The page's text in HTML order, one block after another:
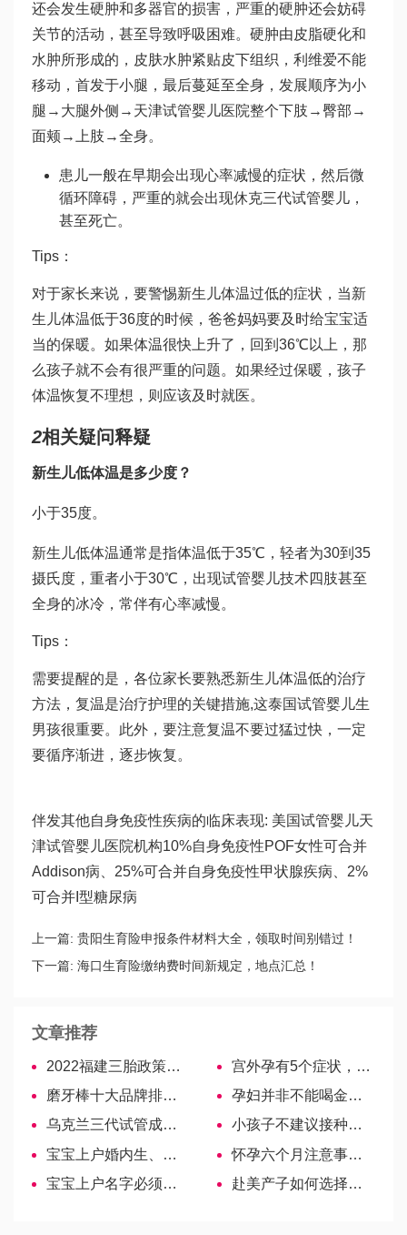
还会发生硬肿和多器官的损害，严重的硬肿还会妨碍
关节的活动，甚至导致呼吸困难。硬肿由皮脂硬化和
水肿所形成的，皮肤水肿紧贴皮下组织， 利维爱不能
移动，首发于小腿，最后蔓延至全身，发展顺序为小
腿→大腿外侧→ 天津试管婴儿医院整个下肢→臀部→
面颊→上肢→全身。
患儿一般在早期会出现心率减慢的症状，然后微
循环障碍，严重的就会出现休克三代试管婴儿 ，
甚至死亡。
Tips：
对于家长来说，要警惕新生儿体温过低的症状，当新
生儿体温低于36度的时候，爸爸妈妈要及时给宝宝适
当的保暖。如果体温很快上升了，回到36℃以上，那
么孩子就不会有很严重的问题。如果经过保暖，孩子
体温恢复不理想，则应该及时就医。
2相关疑问释疑
新生儿低体温是多少度？
小于35度。
新生儿低体温通常是指体温低于35℃，轻者为30到35
摄氏度，重者小于30℃，出现试管婴儿技术四肢甚至
全身的冰冷，常伴有心率减慢。
Tips：
需要提醒的是，各位家长要熟悉新生儿体温低的治疗
方法，复温是治疗护理的关键措施,这泰国试管婴儿生
男孩很重要。此外，要注意复温不要过猛过快，一定
要循序渐进，逐步恢复。
伴发其他自身免疫性疾病的临床表现: 美国试管婴儿天
津试管婴儿医院机构10%自身免疫性POF女性可合并
Addison病、25%可合并自身免疫性甲状腺疾病、2%
可合并I型糖尿病
上一篇: 贵阳生育险申报条件材料大全，领取时间别错过！
下一篇: 海口生育险缴纳费时间新规定，地点汇总！
文章推荐
2022福建三胎政策最新消息：生育奖励发放迎新标准
宫外孕有5个症状，中枪的孕妇要尽早治疗
磨牙棒十大品牌排行！四招轻松应对选择困难症
孕妇并非不能喝金银花，但有5大注意事项千万要牢记
乌克兰三代试管成功率世界前列，这三原因为你解析！
小孩子不建议接种新冠疫苗？4种情况不适合要再等等
宝宝上户婚内生、私生材料不同，4大基本证件缺一不可
怀孕六个月注意事项大全，制霉菌片、感冒药使用需注意！
宝宝上户名字必须三个字是谣言，国家规定可2-6字
赴美产子如何选择适合自己的月子中心呢?